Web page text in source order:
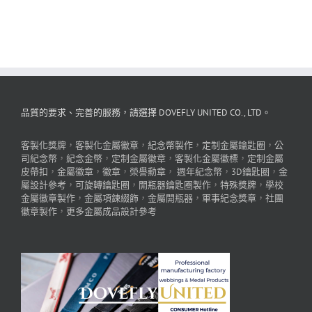
品質的要求、完善的服務，請選擇 DOVEFLY UNITED CO., LTD。
客製化獎牌 ， 客製化金屬徽章 ， 紀念幣製作 ， 定制金屬鑰匙圈 ， 公
司紀念幣 ， 紀念金幣 ， 定制金屬徽章 ， 客製化金屬徽標 ， 定制金屬
皮帶扣 ， 金屬徽章 ， 徽章 ， 榮譽勳章 ， 週年紀念幣 ， 3D鑰匙圈 ， 金
屬設計參考 ， 可旋轉鑰匙圈 ， 開瓶器鑰匙圈製作 ， 特殊獎牌 ， 學校
金屬徽章製作 ， 金屬項鍊綴飾 ， 金屬開瓶器 ， 軍事紀念獎章 ， 社團
徽章製作 ， 更多金屬成品設計參考